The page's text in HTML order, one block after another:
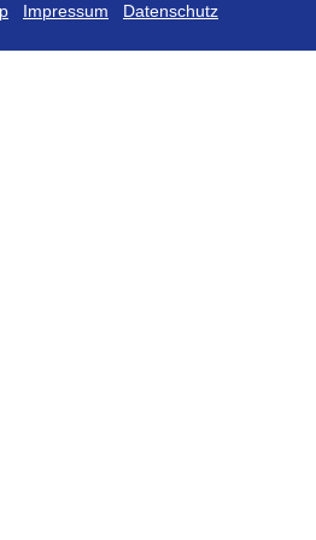
Impressum Datenschutz